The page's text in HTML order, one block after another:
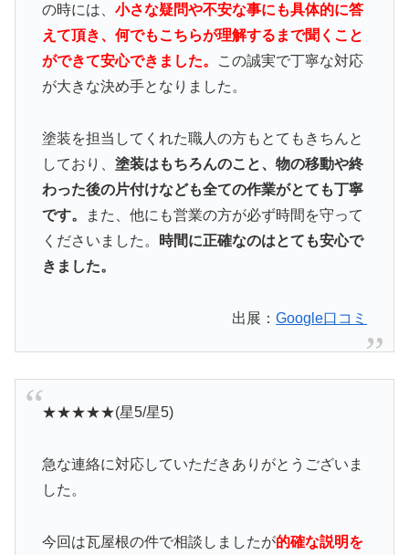
の時には、 小さな疑問や不安な事にも具体的に答
えて頂き、何でもこちらが理解するまで聞くこと
ができて安心できました。
この誠実で丁寧な対応
が大きな決め手となりました。
塗装を担当してくれた職人の方もとてもきちんと
しており、 塗装はもちろんのこと、物の移動や終
わった後の片付けなども全ての作業がとても丁寧
です。
また、他にも営業の方が必ず時間を守って
くださいました。
時間に正確なのはとても安心で
きました。
出展：Google口コミ
★★★★★(星5/星5)
急な連絡に対応していただきありがとうございま
した。
今回は瓦屋根の件で相談しましたが的確な説明を